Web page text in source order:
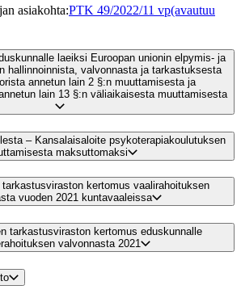
asiakohta:PTK 49/2022/11 vp(avautuu
laeiksi Euroopan unionin elpymis- ja
hallinnoinnista, valvonnasta ja tarkastuksesta
annetun lain 2 §:n muuttamisesta ja
lain 13 §:n väliaikaisesta muuttamisesta
– Kansalaisaloite psykoterapiakoulutuksen
maksuttomaksi
tarkastusviraston kertomus vaalirahoituksen
vuoden 2021 kuntavaaleissa
tarkastusviraston kertomus eduskunnalle
valvonnasta 2021